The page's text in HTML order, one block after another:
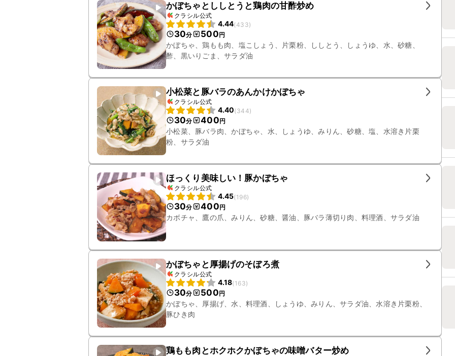
かぼちゃとししとうと鶏肉の甘酢炒め
クラシル公式
4.44(433)
30分 500円
かぼちゃ、鶏もも肉、塩こしょう、片栗粉、ししとう、しょうゆ、水、砂糖、
酢、黒いりごま、サラダ油
小松菜と豚バラのあんかけかぼちゃ
クラシル公式
4.40(344)
30分 400円
小松菜、豚バラ肉、かぼちゃ、水、しょうゆ、みりん、砂糖、塩、水溶き片栗
粉、サラダ油
ほっくり美味しい！豚かぼちゃ
クラシル公式
4.45(196)
30分 400円
カボチャ、鷹の爪、みりん、砂糖、醤油、豚バラ薄切り肉、料理酒、サラダ油
かぼちゃと厚揚げのそぼろ煮
クラシル公式
4.18(163)
30分 500円
かぼちゃ、厚揚げ、水、料理酒、しょうゆ、みりん、サラダ油、水溶き片栗粉、
豚ひき肉
鶏もも肉とホクホクかぼちゃの味噌バター炒め